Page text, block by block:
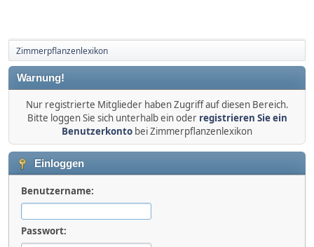
Zimmerpflanzenlexikon
Warnung!
Nur registrierte Mitglieder haben Zugriff auf diesen Bereich.
Bitte loggen Sie sich unterhalb ein oder registrieren Sie ein
Benutzerkonto bei Zimmerpflanzenlexikon
Einloggen
Benutzername:
Passwort: